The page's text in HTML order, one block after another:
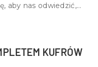
aby nas odwiedzić,
KUFRÓW